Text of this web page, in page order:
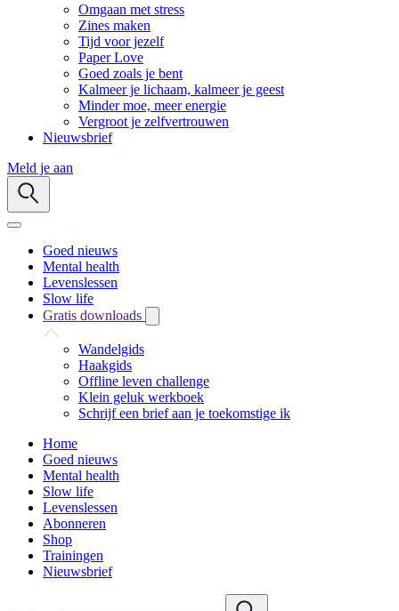
Omgaan met stress
Zines maken
Tijd voor jezelf
Paper Love
Goed zoals je bent
Kalmeer je lichaam, kalmeer je geest
Minder moe, meer energie
Vergroot je zelfvertrouwen
Nieuwsbrief
Meld je aan
Goed nieuws
Mental health
Levenslessen
Slow life
Gratis downloads
Wandelgids
Haakgids
Offline leven challenge
Klein geluk werkboek
Schrijf een brief aan je toekomstige ik
Home
Goed nieuws
Mental health
Slow life
Levenslessen
Abonneren
Shop
Trainingen
Nieuwsbrief